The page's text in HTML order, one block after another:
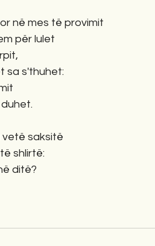
në mes të provimit
për lulet
sa s'thuhet:
vetë saksitë
shlirtë:
ditë?